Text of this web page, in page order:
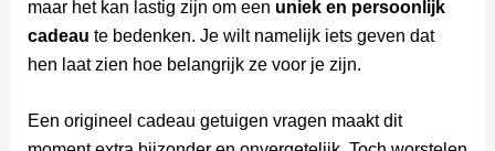
maar het kan lastig zijn om een uniek en persoonlijk
cadeau te bedenken. Je wilt namelijk iets geven dat
hen laat zien hoe belangrijk ze voor je zijn.
Een origineel cadeau getuigen vragen maakt dit